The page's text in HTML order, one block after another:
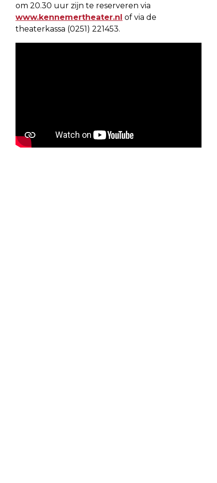
om 20.30 uur zijn te reserveren via
www.kennemertheater.nl of via de
theaterkassa (0251) 221453.